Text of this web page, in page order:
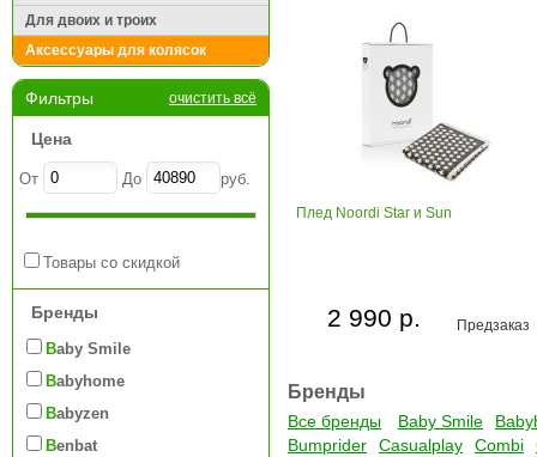
Для двоих и троих
Аксессуары для колясок
Фильтры очистить всё
Цена
От До руб.
Товары со скидкой
Бренды
Baby Smile
Babyhome
Babyzen
Benbat
Плед Noordi Star и Sun
Предзаказ
2 990 р.
Бренды
Все бренды Baby Smile
Bumprider
Casualplay Combi